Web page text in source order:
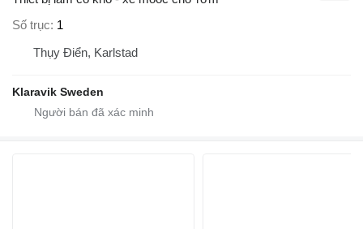
Số trục 1
Thụy Điển, Karlstad
Klaravik Sweden